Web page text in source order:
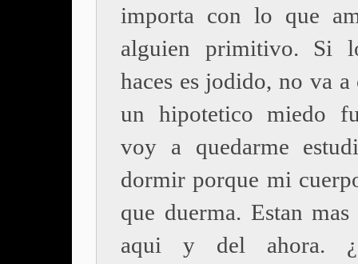
importa con lo que
alguien primitivo. Si
haces es jodido, no va a
un hipotetico miedo
voy a quedarme
dormir porque mi
que duerma. Estan
aqui y del ahora.